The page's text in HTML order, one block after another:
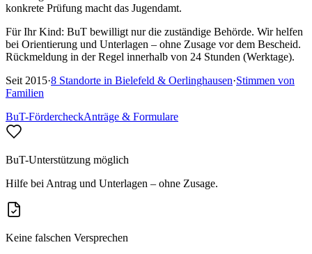
konkrete Prüfung macht das Jugendamt.
Für Ihr Kind: BuT bewilligt nur die zuständige Behörde. Wir helfen
bei Orientierung und Unterlagen – ohne Zusage vor dem Bescheid.
Rückmeldung in der Regel innerhalb von 24 Stunden (Werktage).
Seit 2015·8 Standorte in Bielefeld & Oerlinghausen·Stimmen von
Familien
BuT-FördercheckAnträge & Formulare
BuT-Unterstützung möglich
Hilfe bei Antrag und Unterlagen – ohne Zusage.
Keine falschen Versprechen